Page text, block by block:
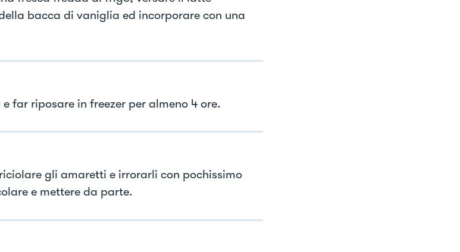
bacca di vaniglia ed incorporare con una
far riposare in freezer per almeno 4 ore.
gli amaretti e irrorarli con pochissimo
e mettere da parte.